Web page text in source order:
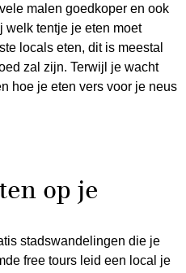
malen goedkoper en ook
welk tentje je eten moet
locals eten, dit is meestal
zal zijn. Terwijl je wacht
hoe je eten vers voor je neus
op je
stadswandelingen die je
free tours leid een local je